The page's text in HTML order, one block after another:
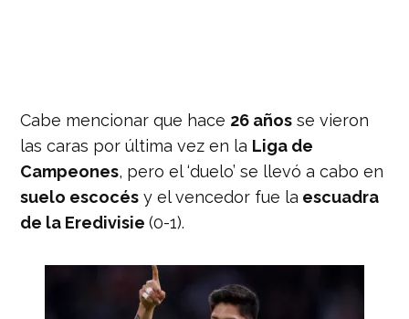
Cabe mencionar que hace 26 años se vieron
las caras por última vez en la Liga de
Campeones, pero el ‘duelo’ se llevó a cabo en
suelo escocés y el vencedor fue la escuadra
de la Eredivisie(0-1).